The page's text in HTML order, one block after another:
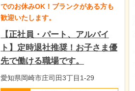
でのお休みOK！ブランクがある方も
歓迎いたします。
【正社員・パート、アルバイ
ト】定時退社推奨！お子さま優
先で働ける職場です。
愛知県岡崎市庄司田3丁目1-29